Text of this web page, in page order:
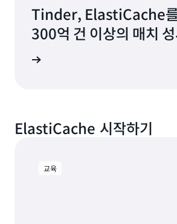
Tinder, ElastiCache
300억 건 이상의 매치
ElastiCache 시작하기
교육